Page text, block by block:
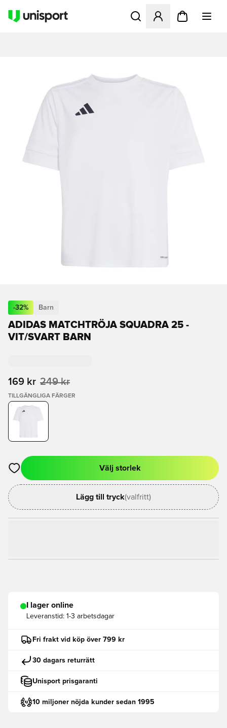
Öppnar en Modal för att
-32% Barn
ADIDAS MATCHTRÖJA SQUADRA 25 -
VIT/SVART BARN
169 kr 249 kr
TILLGÄNGLIGA FÄRGER
Öppnar en Modal för att logga in eller registrera dig som
Välj storlek
Lägg till tryck(valfritt)
I lager online
Leveranstid: 1-3 arbetsdagar
Fri frakt vid köp över 799 kr
30 dagars returrätt
Unisport prisgaranti
10 miljoner nöjda kunder sedan 1995